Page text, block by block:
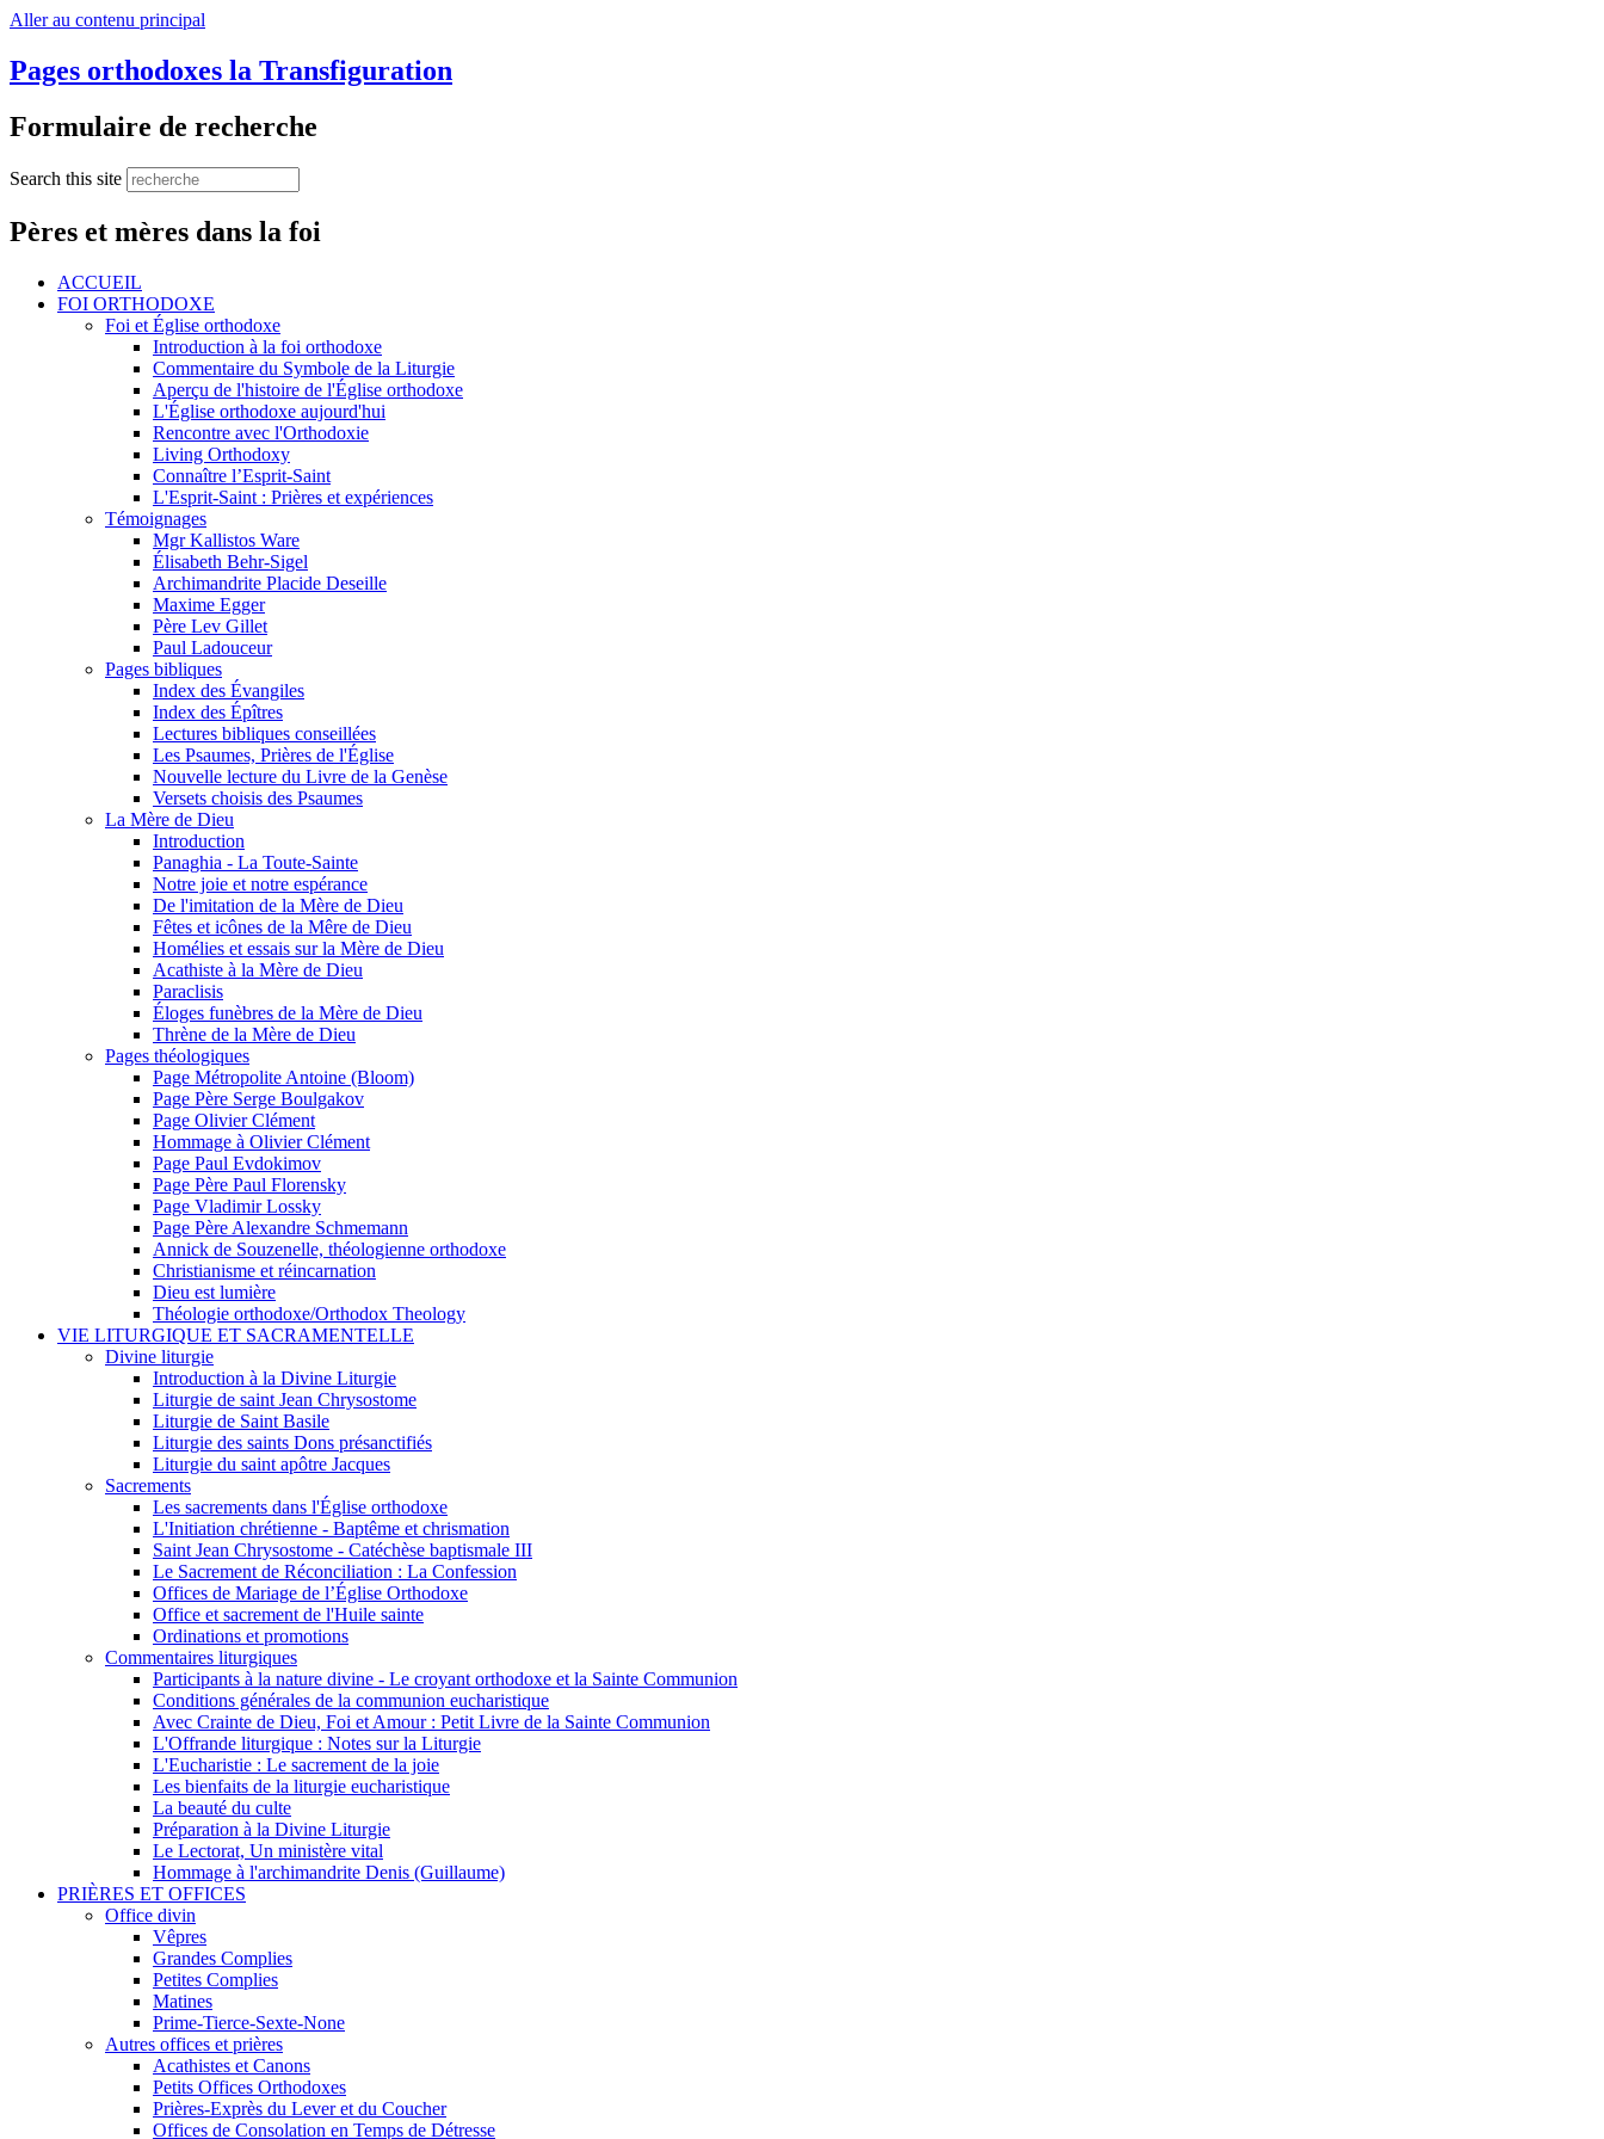
Aller au contenu principal
Pages orthodoxes la Transfiguration
Formulaire de recherche
Search this site
Pères et mères dans la foi
ACCUEIL
FOI ORTHODOXE
Foi et Église orthodoxe
Introduction à la foi orthodoxe
Commentaire du Symbole de la Liturgie
Aperçu de l'histoire de l'Église orthodoxe
L'Église orthodoxe aujourd'hui
Rencontre avec l'Orthodoxie
Living Orthodoxy
Connaître l’Esprit-Saint
L'Esprit-Saint : Prières et expériences
Témoignages
Mgr Kallistos Ware
Élisabeth Behr-Sigel
Archimandrite Placide Deseille
Maxime Egger
Père Lev Gillet
Paul Ladouceur
Pages bibliques
Index des Évangiles
Index des Épîtres
Lectures bibliques conseillées
Les Psaumes, Prières de l'Église
Nouvelle lecture du Livre de la Genèse
Versets choisis des Psaumes
La Mère de Dieu
Introduction
Panaghia - La Toute-Sainte
Notre joie et notre espérance
De l'imitation de la Mère de Dieu
Fêtes et icônes de la Mêre de Dieu
Homélies et essais sur la Mère de Dieu
Acathiste à la Mère de Dieu
Paraclisis
Éloges funèbres de la Mère de Dieu
Thrène de la Mère de Dieu
Pages théologiques
Page Métropolite Antoine (Bloom)
Page Père Serge Boulgakov
Page Olivier Clément
Hommage à Olivier Clément
Page Paul Evdokimov
Page Père Paul Florensky
Page Vladimir Lossky
Page Père Alexandre Schmemann
Annick de Souzenelle, théologienne orthodoxe
Christianisme et réincarnation
Dieu est lumière
Théologie orthodoxe/Orthodox Theology
VIE LITURGIQUE ET SACRAMENTELLE
Divine liturgie
Introduction à la Divine Liturgie
Liturgie de saint Jean Chrysostome
Liturgie de Saint Basile
Liturgie des saints Dons présanctifiés
Liturgie du saint apôtre Jacques
Sacrements
Les sacrements dans l'Église orthodoxe
L'Initiation chrétienne - Baptême et chrismation
Saint Jean Chrysostome - Catéchèse baptismale III
Le Sacrement de Réconciliation : La Confession
Offices de Mariage de l’Église Orthodoxe
Office et sacrement de l'Huile sainte
Ordinations et promotions
Commentaires liturgiques
Participants à la nature divine - Le croyant orthodoxe et la Sainte Communion
Conditions générales de la communion eucharistique
Avec Crainte de Dieu, Foi et Amour : Petit Livre de la Sainte Communion
L'Offrande liturgique : Notes sur la Liturgie
L'Eucharistie : Le sacrement de la joie
Les bienfaits de la liturgie eucharistique
La beauté du culte
Préparation à la Divine Liturgie
Le Lectorat, Un ministère vital
Hommage à l'archimandrite Denis (Guillaume)
PRIÈRES ET OFFICES
Office divin
Vêpres
Grandes Complies
Petites Complies
Matines
Prime-Tierce-Sexte-None
Autres offices et prières
Acathistes et Canons
Petits Offices Orthodoxes
Prières-Exprès du Lever et du Coucher
Offices de Consolation en Temps de Détresse